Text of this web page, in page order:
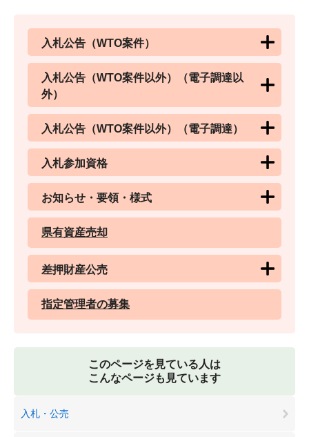
入札公告（WTO案件）
入札公告（WTO案件以外）（電子調達以
外）
入札公告（WTO案件以外）（電子調達）
入札参加資格
お知らせ・要領・様式
県有資産売却
差押財産公売
指定管理者の募集
このページを見ている人は
こんなページも見ています
入札・公売